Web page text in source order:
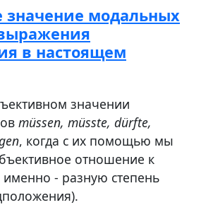
значение модальных
в настоящем
значении
müssen, müsste, dürfte,
, когда с их помощью мы
отношение к
- разную степень